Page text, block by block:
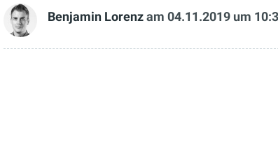
Benjamin Lorenz am 04.11.2019 um